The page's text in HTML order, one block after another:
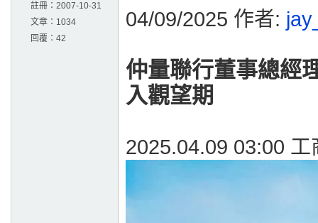
註冊： 2007-10-31
文章： 1034
回覆： 42
04/09/2025 作者:
仲量聯行董事總經
入觀望期
2025.04.09 03:00